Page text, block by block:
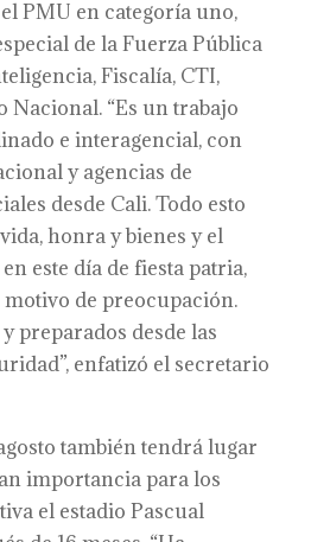
PMU en categoría uno,
de la Fuerza Pública
Fiscalía, CTI,
Nacional. “Es un trabajo
e interagencial, con
y agencias de
desde Cali. Todo esto
honra y bienes y el
este día de fiesta patria,
motivo de preocupación.
preparados desde las
enfatizó el secretario
también tendrá lugar
importancia para los
el estadio Pascual